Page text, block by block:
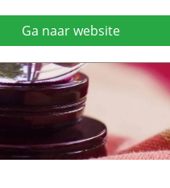
Ga naar website